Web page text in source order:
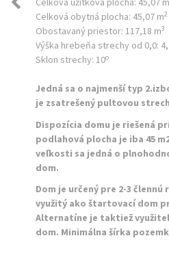
Celková obytná plocha: 45,07 m2
Obostavaný priestor: 117,18 m3
Výška hrebeňa strechy od 0,0:
Sklon strechy: 10o
Jedná sa o najmenší typ
je zsatrešený pultovou
Dispozícia domu je riešená
podlahová plocha je iba 45
veľkosti sa jedná o
dom.
Dom je určený pre 2-3 člennú
využitý ako štartovací dom
Alternatíne je taktiež
dom. Minimálna šírka